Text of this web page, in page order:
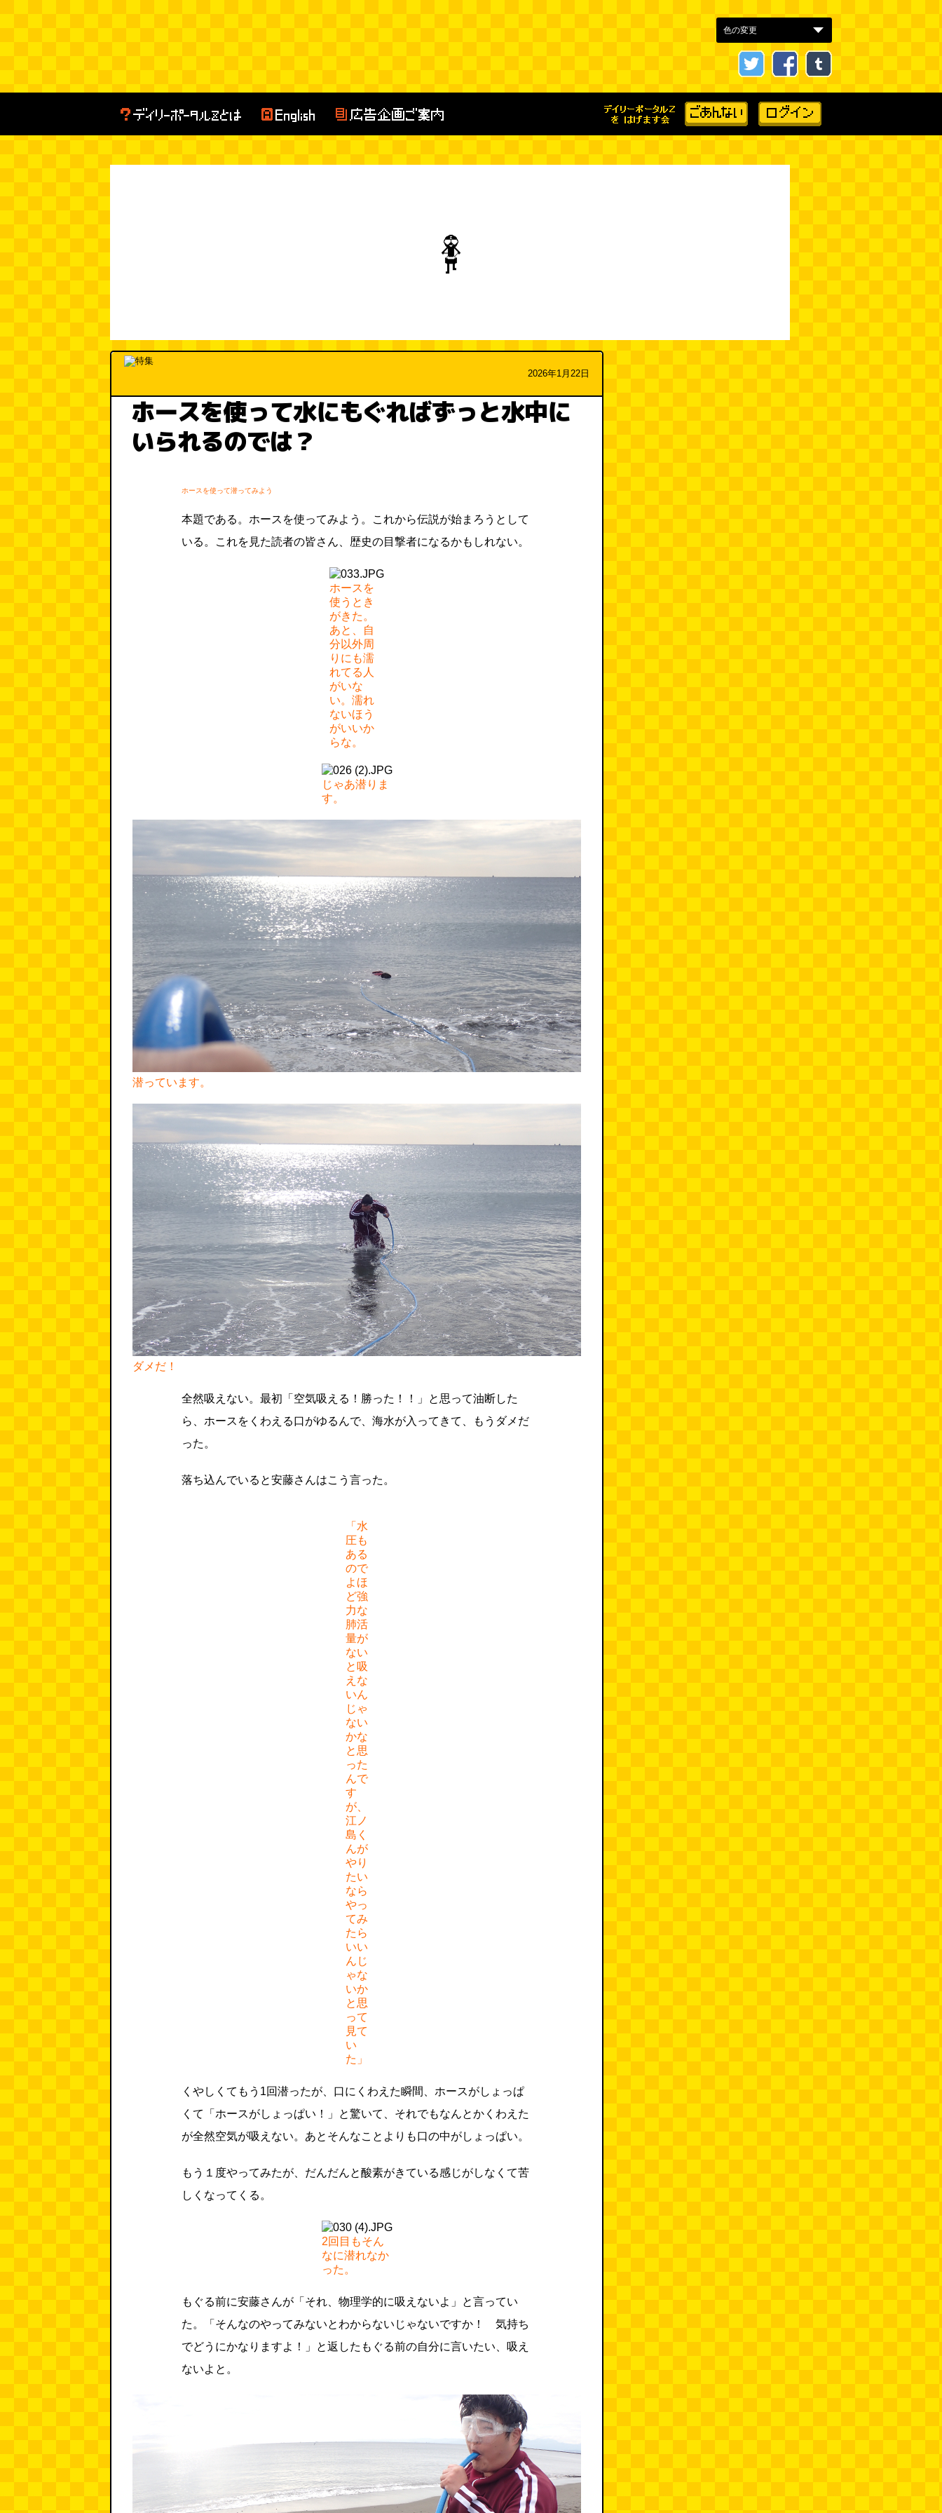
2026年1月22日
ホースを使って水にもぐればずっと水中に
いられるのでは？
ホースを使って潜ってみよう
本題である。ホースを使ってみよう。これから伝説が始まろうとして
いる。これを見た読者の皆さん、歴史の目撃者になるかもしれない。
ホースを
使うとき
がきた。
あと、自
分以外周
りにも濡
れてる人
がいな
い。濡れ
ないほう
がいいか
らな。
じゃあ潜りま
す。
潜っています。
ダメだ！
全然吸えない。最初「空気吸える！勝った！！」と思って油断した
ら、ホースをくわえる口がゆるんで、海水が入ってきて、もうダメだ
った。
落ち込んでいると安藤さんはこう言った。
「水
圧も
ある
ので
よほ
ど強
力な
肺活
量が
ない
と吸
えな
いん
じゃ
ない
かな
と思
った
んで
す
が、
江ノ
島く
んが
やり
たい
なら
やっ
てみ
たら
いい
んじ
ゃな
いか
と思
って
見て
い
た」
くやしくてもう1回潜ったが、口にくわえた瞬間、ホースがしょっぱ
くて「ホースがしょっぱい！」と驚いて、それでもなんとかくわえた
が全然空気が吸えない。あとそんなことよりも口の中がしょっぱい。
もう１度やってみたが、だんだんと酸素がきている感じがしなくて苦
しくなってくる。
2回目もそん
なに潜れなか
った。
もぐる前に安藤さんが「それ、物理学的に吸えないよ」と言ってい
た。「そんなのやってみないとわからないじゃないですか！ 気持ち
でどうにかなりますよ！」と返したもぐる前の自分に言いたい、吸え
ないよと。